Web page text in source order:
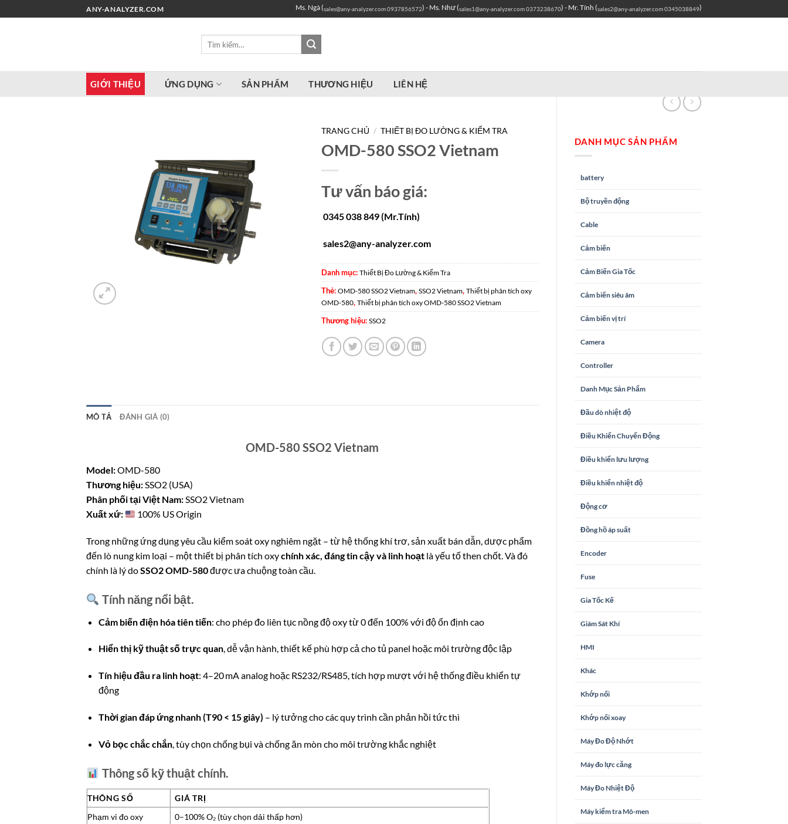
đến
ANY-ANALYZER.COM Ms. Ngà (sales@any-analyzer.com0937856572) - Ms. Như (sales1@any-analyzer.com0373238670) - Mr. Tính (sales2@any-analyzer.com0345038849)
GIỚI THIỆU ỨNG DỤNG SẢN PHẨM THƯƠNG HIỆU LIÊN HỆ
DANH MỤC SẢN PHẨM
battery
Bộ truyền động
Cable
Cảm biến
Cảm Biến Gia Tốc
Cảm biến siêu âm
Cảm biến vị trí
Camera
Controller
Danh Mục Sản Phẩm
Đầu dò nhiệt độ
Điều Khiển Chuyển Động
Điều khiển lưu lượng
Điều khiển nhiệt độ
Động cơ
Đồng hồ áp suất
Encoder
Fuse
Gia Tốc Kế
Giám Sát Khí
HMI
Khác
Khớp nối
Khớp nối xoay
Máy Đo Độ Nhớt
Máy đo lực căng
Máy Đo Nhiệt Độ
Máy kiểm tra Mô-men
TRANG CHỦ / THIẾT BỊ ĐO LƯỜNG & KIỂM TRA
OMD-580 SSO2 Vietnam
Tư vấn báo giá:
0345 038 849 (Mr.Tính)
sales2@any-analyzer.com
Danh mục: Thiết Bị Đo Lường & Kiểm Tra
Thẻ: OMD-580 SSO2 Vietnam, SSO2 Vietnam, Thiết bị phân tích oxy
OMD-580, Thiết bị phân tích oxy OMD-580 SSO2 Vietnam
Thương hiệu: SSO2
MÔ TẢ ĐÁNH GIÁ (0)
OMD-580 SSO2 Vietnam
Model:OMD-580
Thương hiệu:SSO2 (USA)
Phân phối tại Việt Nam:SSO2 Vietnam
Xuất xứ:
100% US Origin
Trong những ứng dụng yêu cầu kiểm soát oxy nghiêm ngặt – từ hệ thống khí trơ, sản xuất bán dẫn, dược phẩm
đến lò nung kim loại – một thiết bị phân tích oxychính xác, đáng tin cậy và linh hoạt là yếu tố then chốt. Và đó
chính là lý doSSO2 OMD-580được ưa chuộng toàn cầu.
Tính năng nổi bật.
Cảm biến điện hóa tiên tiến: cho phép đo liên tục nồng độ oxy từ 0 đến 100% với độ ổn định cao
Hiển thị kỹ thuật số trực quan, dễ vận hành, thiết kế phù hợp cả cho tủ panel hoặc môi trường độc lập
Tín hiệu đầu ra linh hoạt: 4–20 mA analog hoặc RS232/RS485, tích hợp mượt với hệ thống điều khiển tự
động
Thời gian đáp ứng nhanh (T90 < 15 giây) – lý tưởng cho các quy trình cần phản hồi tức thì
Vỏ bọc chắc chắn, tùy chọn chống bụi và chống ăn mòn cho môi trường khắc nghiệt
Thông số kỹ thuật chính.
THÔNG SỐ
GIÁ TRỊ
Phạm vi đo oxy
0–100% O₂ (tùy chọn dải thấp hơn)